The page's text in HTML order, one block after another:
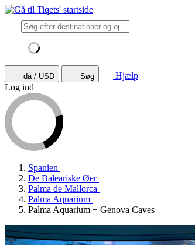
da / USD Søg
Hjælp
Log ind
Spanien
De Baleariske Øer
Palma de Mallorca
Palma Aquarium
Palma Aquarium + Genova Caves